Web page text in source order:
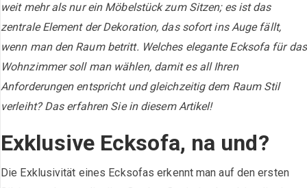
weit mehr als nur ein Möbelstück zum Sitzen; es ist das
zentrale Element der Dekoration, das sofort ins Auge fällt,
wenn man den Raum betritt. Welches elegante Ecksofa für das
Wohnzimmer soll man wählen, damit es all Ihren
Anforderungen entspricht und gleichzeitig dem Raum Stil
verleiht? Das erfahren Sie in diesem Artikel!
Exklusive Ecksofa, na und?
Die Exklusivität eines Ecksofas erkennt man auf den ersten